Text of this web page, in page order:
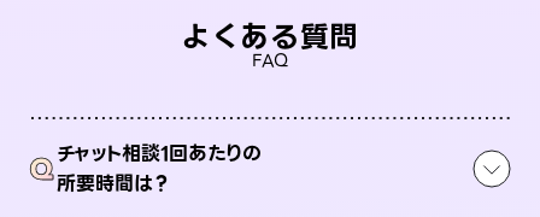
よくある質問
FAQ
Qチャット相談1回あたりの
所要時間は？